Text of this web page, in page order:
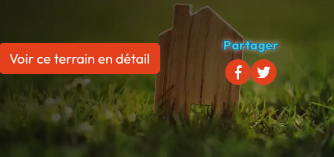
Voir ce terrain en détail
Partager